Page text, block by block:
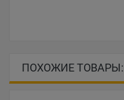
ПОХОЖИЕ ТОВАРЫ: